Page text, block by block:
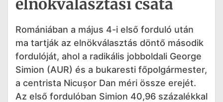
elnökválasztási csata
Romániában a május 4-i első forduló után
ma tartják az elnökválasztás döntő második
fordulóját, ahol a radikális jobboldali George
Simion (AUR) és a bukaresti főpolgármester,
a centrista Nicușor Dan méri össze erejét.
Az első fordulóban Simion 40,96 százalékkal